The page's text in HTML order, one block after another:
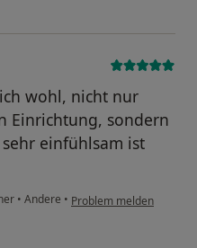
wohl, nicht nur
Einrichtung, sondern
einfühlsam ist
• Andere • Problem melden